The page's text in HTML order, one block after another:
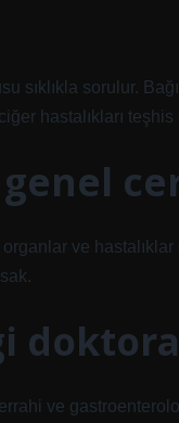
sıklıkla sorulur.
hastalıkları
ve
ve